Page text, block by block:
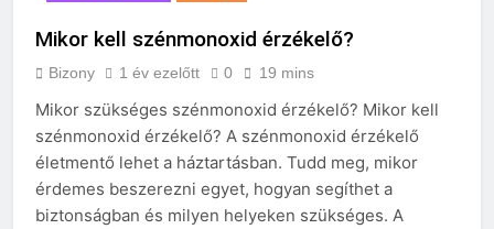
Mikor kell szénmonoxid érzékelő?
Bizony 1 év ezelőtt 0 19 mins
Mikor szükséges szénmonoxid érzékelő? Mikor kell
szénmonoxid érzékelő? A szénmonoxid érzékelő
életmentő lehet a háztartásban. Tudd meg, mikor
érdemes beszerezni egyet, hogyan segíthet a
biztonságban és milyen helyeken szükséges. A